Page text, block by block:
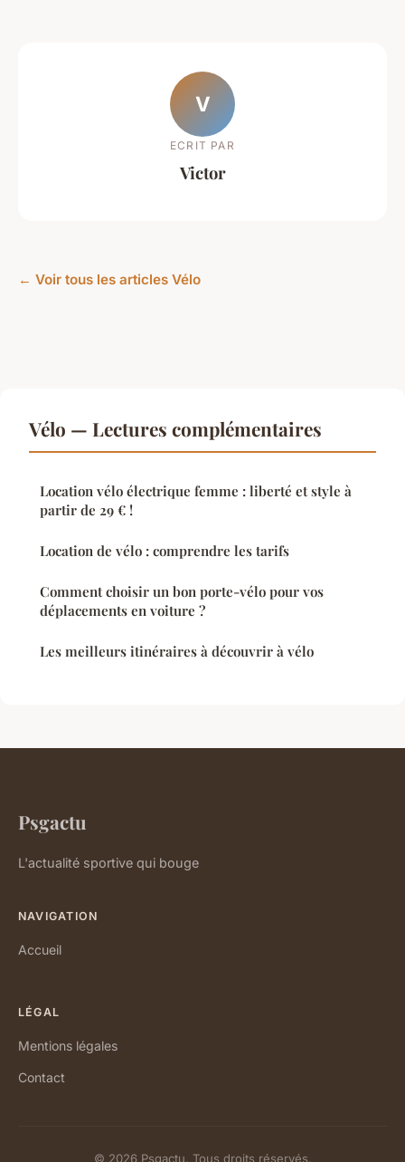
V
ECRIT PAR
Victor
← Voir tous les articles Vélo
Vélo — Lectures complémentaires
Location vélo électrique femme : liberté et style à
partir de 29 € !
Location de vélo : comprendre les tarifs
Comment choisir un bon porte-vélo pour vos
déplacements en voiture ?
Les meilleurs itinéraires à découvrir à vélo
Psgactu
L'actualité sportive qui bouge
NAVIGATION
Accueil
LÉGAL
Mentions légales
Contact
© 2026 Psgactu. Tous droits réservés.